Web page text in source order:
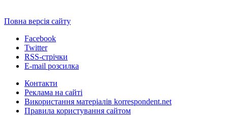
Повна версія сайту
Facebook
Twitter
RSS-стрічки
E-mail розсилка
Контакти
Реклама на сайті
Використання матеріалів korrespondent.net
Правила користування сайтом